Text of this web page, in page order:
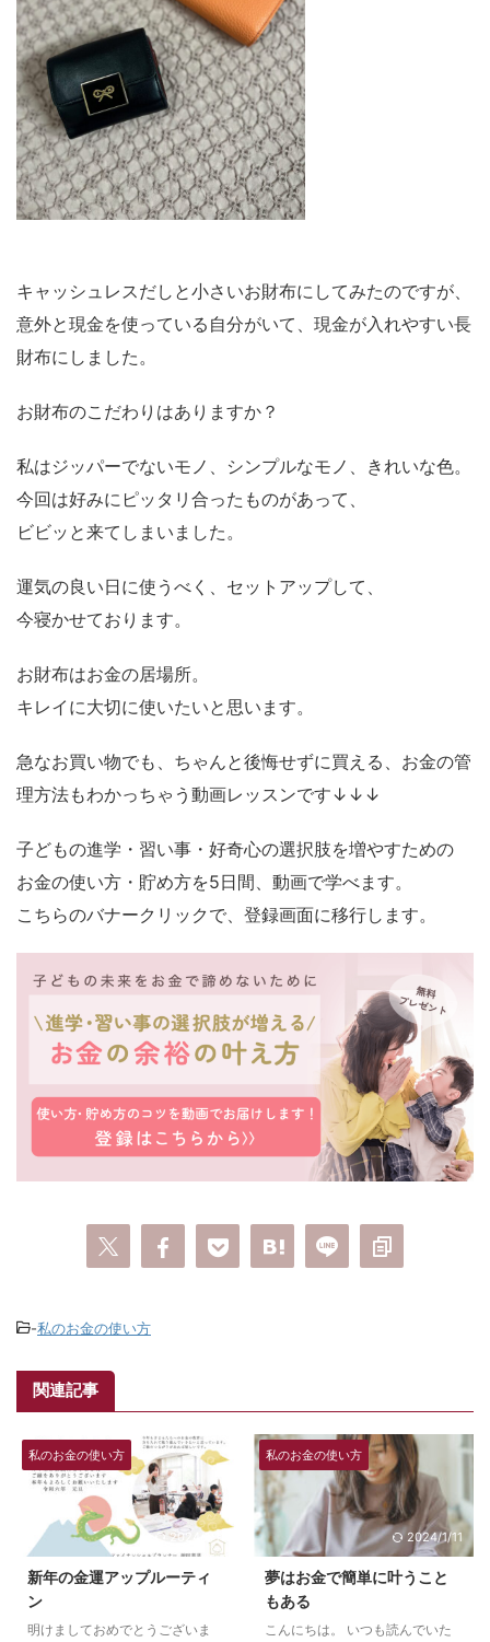
キャッシュレスだしと小さいお財布にしてみたのですが、
意外と現金を使っている自分がいて、現金が入れやすい長
財布にしました。
お財布のこだわりはありますか？
私はジッパーでないモノ、シンプルなモノ、きれいな色。
今回は好みにピッタリ合ったものがあって、
ビビッと来てしまいました。
運気の良い日に使うべく、セットアップして、
今寝かせております。
お財布はお金の居場所。
キレイに大切に使いたいと思います。
急なお買い物でも、ちゃんと後悔せずに買える、お金の管
理方法もわかっちゃう動画レッスンです↓↓↓
子どもの進学・習い事・好奇心の選択肢を増やすための
お金の使い方・貯め方を5日間、動画で学べます。
こちらのバナークリックで、登録画面に移行します。
-私のお金の使い方
関連記事
私のお金の使い方
2024/1/11
新年の金運アップルーティ
ン
明けましておめでとうございま
私のお金の使い方
2024/1/11
夢はお金で簡単に叶うこと
もある
こんにちは。 いつも読んでいた